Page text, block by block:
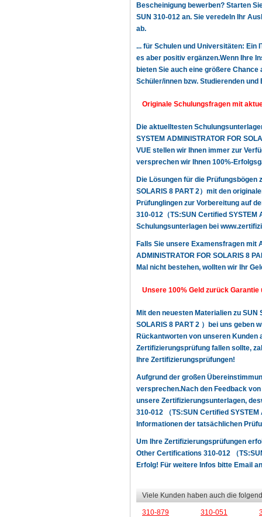
Bescheinigung bewerben? Starten
SUN 310-012 an. Sie veredeln Ihr
ab.
... für Schulen und Universitäten: Ein
es aber positiv ergänzen.Wenn Ihre
bieten Sie auch eine größere
Schüler/innen bzw. Studierenden
Originale Schulungsfragen mit
Die aktuelltesten
SYSTEM ADMINISTRATOR FOR
VUE stellen wir Ihnen immer zur
versprechen wir Ihnen 100%-
Die Lösungen für die Prüfungsbögen
SOLARIS 8 PART 2）mit den
Prüfunglingen zur Vorbereitung auf
310-012（TS:SUN Certified SYSTEM
Schulungsunterlagen bei
Falls Sie unsere Examensfragen mit
ADMINISTRATOR FOR SOLARIS 8
Mal nicht bestehen, wollten wir Ihr
Unsere 100% Geld zurück
Mit den neuesten Materialien zu SUN
SOLARIS 8 PART 2 ）bei uns geben
Rückantworten von unseren Kunden
Zertifizierungsprüfung fallen sollte,
Ihre Zertifizierungsprüfungen!
Aufgrund der großen
versprechen.Nach den Feedback
unsere Zertifizierungsunterlagen,
310-012 （TS:SUN Certified
Informationen der tatsächlichen
Um Ihre Zertifizierungsprüfungen
Other Certifications 310-012 （
Erfolg! Für weitere Infos bitte Email
Viele Kunden haben auch die
310-879 310-051